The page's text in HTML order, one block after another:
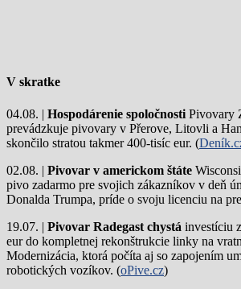
V skratke
04.08. | Hospodárenie spoločnosti Pivovary
prevádzkuje pivovary v Přerove, Litovli a
skončilo stratou takmer 400-tisíc eur. (
02.08. | Pivovar v americkom štáte
pivo zadarmo pre svojich zákazníkov v deň
Donalda Trumpa, príde o svoju licenciu na
19.07. | Pivovar Radegast chystá investíciu
eur do kompletnej rekonštrukcie linky na
Modernizácia, ktorá počíta aj so zapojením
robotických vozíkov. (oPive.cz)